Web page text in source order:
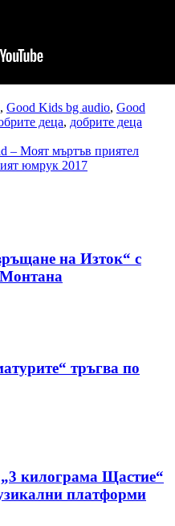
, Good Kids bg audio, Good
деца, добрите деца
– Моят мъртъв приятел
юмрук 2017
на Изток“ с
тръгва по
килограма Щастие“
платформи